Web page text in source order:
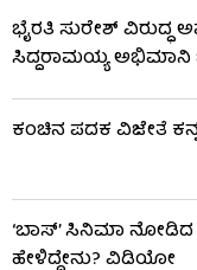
ಭೈರತಿ ಸುರೇಶ್
ಸಿದ್ದರಾಮಯ್ಯ
ಕಂಚಿನ ಪದಕ ವಿಜೇತೆ
‘ಬಾಸ್’ ಸಿನಿಮಾ
ಹೇಳಿದ್ದೇನು? ವಿಡಿಯೋ